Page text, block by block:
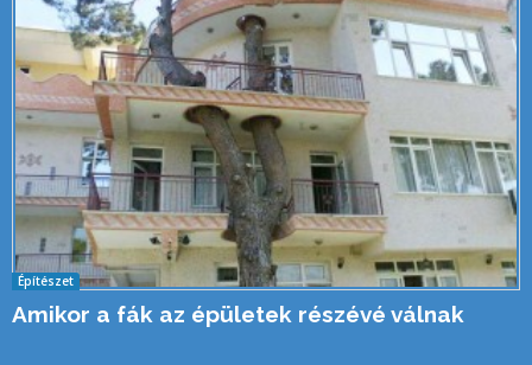
Építészet
Amikor a fák az épületek részévé válnak